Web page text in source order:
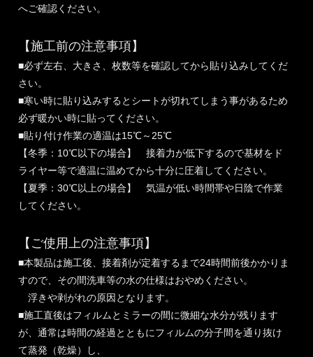
へご確認ください。
【施工前の注意事項】
■必ず左右、大きさ、枚数等を確認してから貼り込みしてくだ
さい。
■寒い時に貼り込みするとシートが切れてしまう事があるため
必ず暖かい時に貼ってください。
■貼り付け作業の適温は15℃～25℃
【冬季：10℃以下の場合】 接着力が低下するので基材をド
ライヤー等で適温に温めてから十分に圧着してください。
【夏季：30℃以上の場合】 気温が低い時間帯や日陰で作業
してください。
【ご使用上の注意事項】
■本製品は施工後、接着剤が定着するまで24時間前後かかりま
すので、その間洗車等の水の仕様はおやめください。
浮きや剥がれの原因となります。
■施工直後はフィルムとミラーの間に微細な水分が残ります
が、通常は時間の経過とともにフィルムの分子間を通り抜け
て蒸発（乾燥）し、